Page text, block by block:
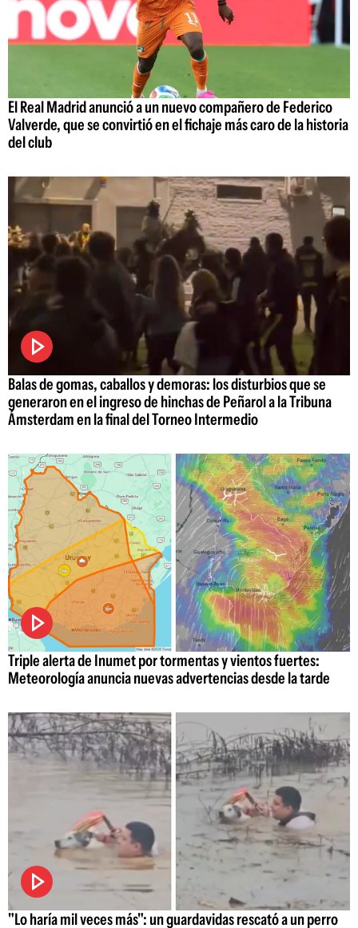
El Real Madrid anunció a un nuevo compañero de Federico
Valverde, que se convirtió en el fichaje más caro de la historia
del club
Balas de gomas, caballos y demoras: los disturbios que se
generaron en el ingreso de hinchas de Peñarol a la Tribuna
Ámsterdam en la final del Torneo Intermedio
Triple alerta de Inumet por tormentas y vientos fuertes:
Meteorología anuncia nuevas advertencias desde la tarde
"Lo haría mil veces más": un guardavidas rescató a un perro